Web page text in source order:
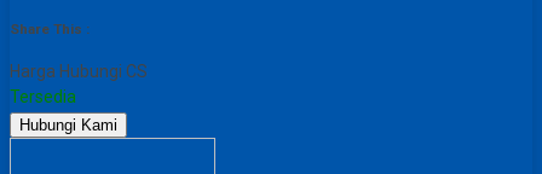
Share This :
Harga Hubungi CS
Tersedia
Hubungi Kami